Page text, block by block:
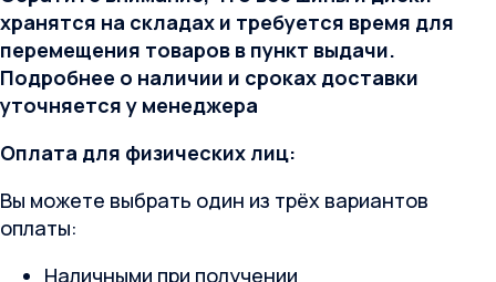
хранятся на складах и требуется время для
перемещения товаров в пункт выдачи.
Подробнее о наличии и сроках доставки
уточняется у менеджера
Оплата для физических лиц:
Вы можете выбрать один из трёх вариантов
оплаты:
Наличными при получении